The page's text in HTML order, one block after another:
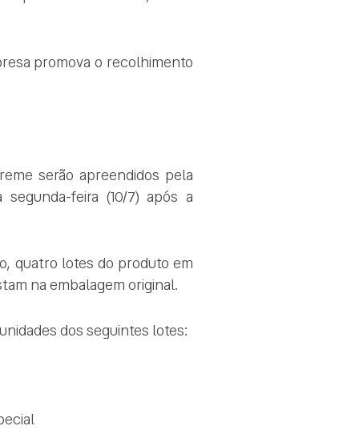
promova o recolhimento
serão apreendidos pela
feira (10/7) após a
quatro lotes do produto em
na embalagem original.
dos seguintes lotes: